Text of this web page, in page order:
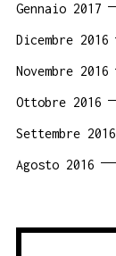
Gennaio 2017
Dicembre 2016
Novembre 2016
Ottobre 2016
Settembre 2016
Agosto 2016